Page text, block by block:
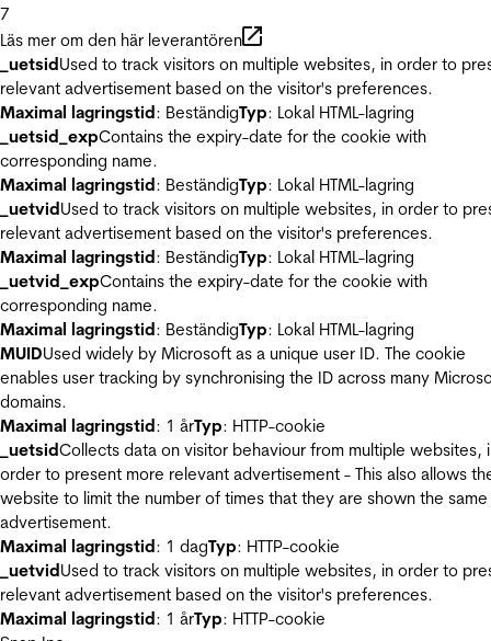
7
Läs mer om den här leverantören
_uetsidUsed to track visitors on multiple websites, in order to
relevant advertisement based on the visitor's preferences.
Maximal lagringstid: BeständigTyp: Lokal HTML-lagring
_uetsid_expContains the expiry-date for the cookie with
corresponding name.
Maximal lagringstid: BeständigTyp: Lokal HTML-lagring
_uetvidUsed to track visitors on multiple websites, in order to
relevant advertisement based on the visitor's preferences.
Maximal lagringstid: BeständigTyp: Lokal HTML-lagring
_uetvid_expContains the expiry-date for the cookie with
corresponding name.
Maximal lagringstid: BeständigTyp: Lokal HTML-lagring
MUIDUsed widely by Microsoft as a unique user ID. The cookie
enables user tracking by synchronising the ID across many
domains.
Maximal lagringstid: 1 årTyp: HTTP-cookie
_uetsidCollects data on visitor behaviour from multiple websites,
order to present more relevant advertisement - This also allows
website to limit the number of times that they are shown the same
advertisement.
Maximal lagringstid: 1 dagTyp: HTTP-cookie
_uetvidUsed to track visitors on multiple websites, in order to
relevant advertisement based on the visitor's preferences.
Maximal lagringstid: 1 årTyp: HTTP-cookie